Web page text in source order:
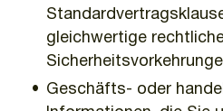
gleichwertige
Geschäfts- oder